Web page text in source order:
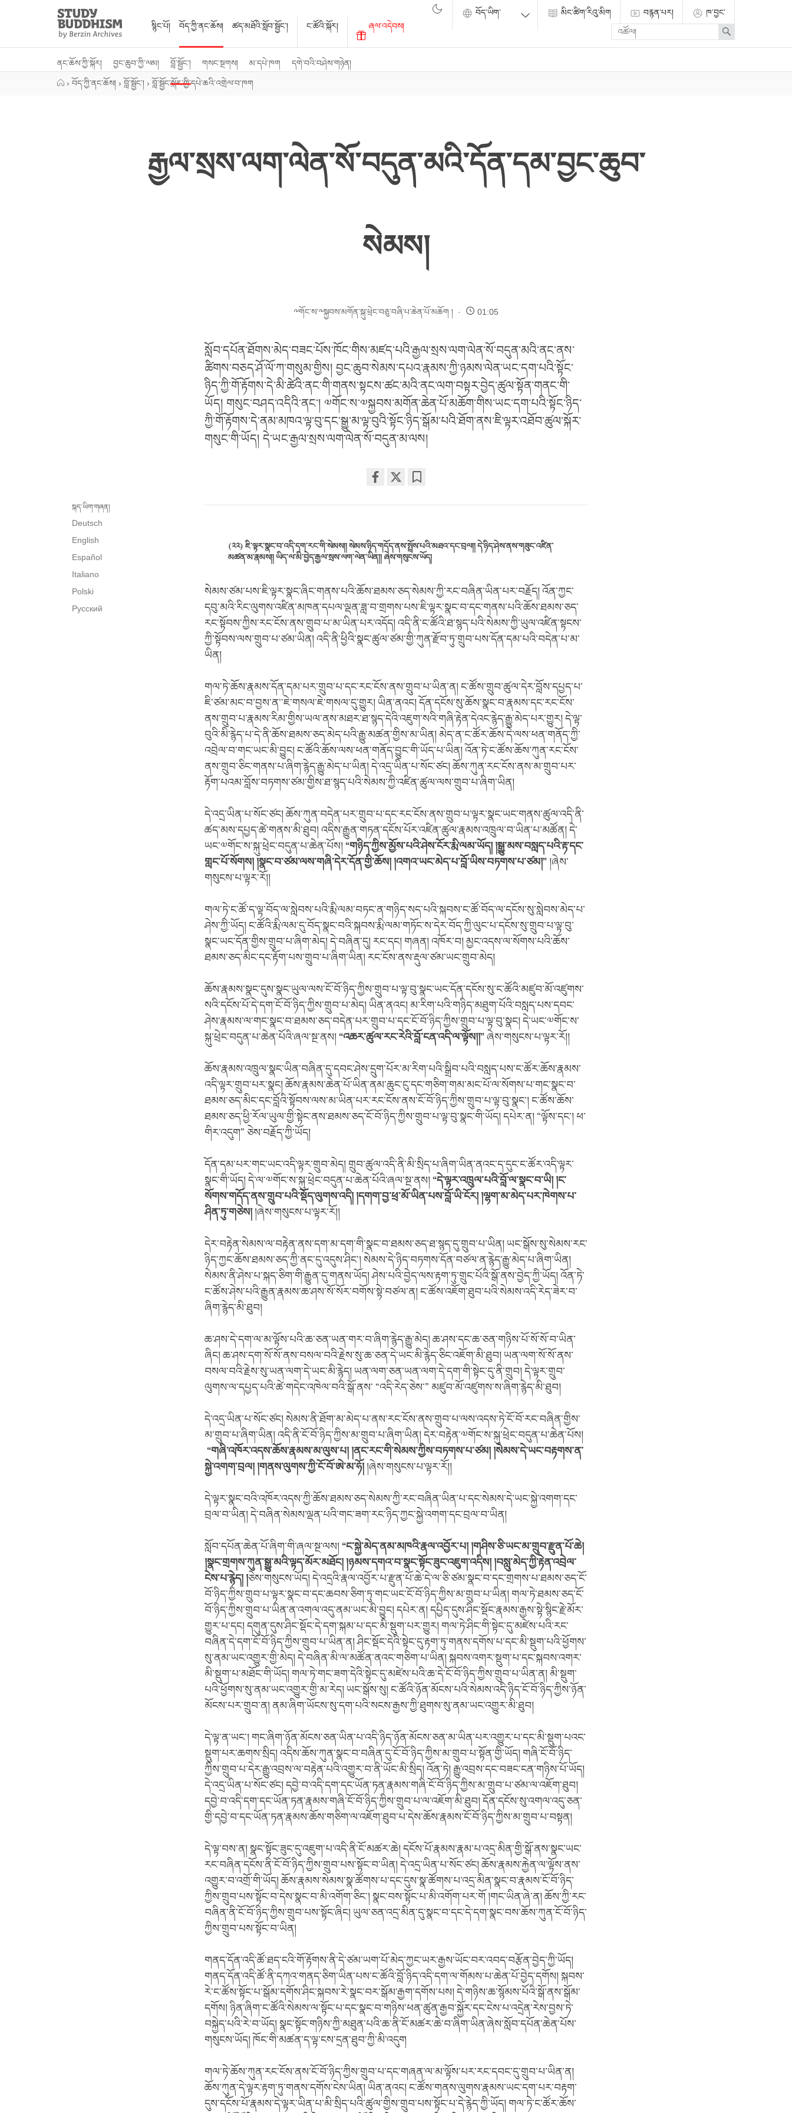
Study
Buddhism
Home
སྙིང་པོ། བོད་ཀྱི་ནང་ཆོས།
ནང་ཆོས་ཀྱི་སྐོར། བྱང་ཆུབ་ཀྱི་ལམ། བློ་སྦྱོང་། གསང་སྔགས། མ་དཔེ་ཁག དགེ་བའི་བཤེས་གཉེན།
ཚད་མཐོའི་སློབ་སྦྱོང་། ང་ཚོའི་སྐོར། ཞལ་འདེབས།
མིང་ཚིག་རིའུ་མིག བརྙན་པར།
ཁ་བྱང་
Enter
search
term
Search
› བོད་ཀྱི་ནང་ཆོས། › བློ་སྦྱོང་། › བློ་སྦྱོང་སྐོར་གྱི་དཔེ་ཆའི་འགྲེལ་བ་ཁག
རྒྱལ་སྲས་ལག་ལེན་སོ་བདུན་མའི་དོན་དམ་བྱང་ཆུབ་
སེམས།
༸གོང་ས་༸སྐྱབས་མགོན་སྐུ་ཕྲེང་བཅུ་བཞི་པ་ཆེན་པོ་མཆོག ། 01:05
སློབ་དཔོན་ཐོགས་མེད་བཟང་པོས་ཁོང་གིས་མཛད་པའི་རྒྱལ་སྲས་ལག་ལེན་སོ་བདུན་མའི་ནང་ནས་
ཚིགས་བཅད་ཤོ་ལོ་ཀ་གསུམ་གྱིས། བྱང་ཆུབ་སེམས་དཔའ་རྣམས་ཀྱི་ཉམས་ལེན་ཡང་དག་པའི་སྟོང་
ཉིད་ཀྱི་གོ་རྟོགས་དེ་མི་ཚེའི་ནང་གི་གནས་སྟངས་ཚང་མའི་ནང་ལག་བསྟར་བྱེད་ཚུལ་སྟོན་གནང་གི་
ཡོད། གསུང་བཤད་འདིའི་ནང་། ༧གོང་ས་༧སྐྱབས་མགོན་ཆེན་པོ་མཆོག་གིས་ཡང་དག་པའི་སྟོང་ཉིད་
ཀྱི་གོ་རྟོགས་དེ་ནམ་མཁའ་ལྟ་བུ་དང་སྒྱུ་མ་ལྟ་བུའི་སྟོང་ཉིད་སྒོམ་པའི་ཐོག་ནས་ཇི་ལྟར་འཐོབ་ཚུལ་སྐོར་
གསུང་གི་ཡོད། དེ་ཡང་རྒྱལ་སྲས་ལག་ལེན་སོ་བདུན་མ་ལས།
on
སྐད་ཡིག་གཞན།
Deutsch
English
Español
Italiano
Polski
Русский
(༢༢) ཇི་ལྟར་སྣང་བ་འདི་དག་རང་གི་སེམས།། སེམས་ཉིད་གདོད་ནས་སྤྲོས་པའི་མཐའ་དང་བྲལ།། དེ་ཉིད་ཤེས་ནས་གཟུང་འཛིན་
མཚན་མ་རྣམས།། ཡིད་ལ་མི་བྱེད་རྒྱལ་སྲས་ལག་ལེན་ཡིན།། ཞེས་གསུངས་ཡོད།
སེམས་ཙམ་པས་ཇི་ལྟར་སྣང་ཞིང་གནས་པའི་ཆོས་ཐམས་ཅད་སེམས་ཀྱི་རང་བཞིན་ཡིན་པར་བརྗོད། འོན་ཀྱང་
དབུ་མའི་རིང་ལུགས་འཛིན་མཁན་དཔལ་ལྡན་ཟླ་བ་གྲགས་པས་ཇི་ལྟར་སྣང་བ་དང་གནས་པའི་ཆོས་ཐམས་ཅད་
རང་སྟོབས་ཀྱིས་རང་ངོས་ནས་གྲུབ་པ་མ་ཡིན་པར་འདོད། འདི་ནི་ང་ཚོའི་ཐ་སྙད་པའི་སེམས་ཀྱི་ཡུལ་འཛིན་སྟངས་
ཀྱི་སྟོབས་ལས་གྲུབ་པ་ཙམ་ཡིན། འདི་ནི་ཕྱིའི་སྣང་ཚུལ་ཙམ་གྱི་ཀུན་རྫོབ་ཏུ་གྲུབ་པས་དོན་དམ་པའི་བདེན་པ་མ་
ཡིན།
གལ་ཏེ་ཆོས་རྣམས་དོན་དམ་པར་གྲུབ་པ་དང་རང་ངོས་ནས་གྲུབ་པ་ཡིན་ན། ང་ཚོས་གྲུབ་ཚུལ་དེར་བློས་དཔྱད་པ་
ཇི་ཙམ་མང་བ་བྱས་ན་་ཇེ་གསལ་ཇེ་གསལ་དུ་གྱུར། ཡིན་ནའང། དོན་དངོས་སུ་ཆོས་སྣང་བ་རྣམས་དང་རང་ངོས་
ནས་གྲུབ་པ་རྣམས་རིམ་གྱིས་ཡལ་ནས་མཐར་ཐ་སྙད་དེའི་འཇུག་སའི་གཞི་རྟེན་དེའང་རྙེད་རྒྱུ་མེད་པར་གྱུར། དེ་ལྟ་
བུའི་མི་རྙེད་པ་དེ་ནི་ཆོས་ཐམས་ཅད་མེད་པའི་རྒྱུ་མཚན་གྱིས་མ་ཡིན། མེད་ན་ང་ཚོར་ཆོས་དེ་ལས་ཕན་གནོད་ཀྱི་
འབྲེལ་བ་གང་ཡང་མི་བྱུང། ང་ཚོའི་ཆོས་ལས་ཕན་གནོད་བྱུང་གི་ཡོད་པ་ཡིན། འོན་ཏེ་ང་ཚོས་ཆོས་ཀུན་རང་ངོས་
ནས་གྲུབ་ཅིང་གནས་པ་ཞིག་རྙེད་རྒྱུ་མེད་པ་ཡིན། དེ་འདྲ་ཡིན་པ་སོང་ཙང། ཆོས་ཀུན་རང་ངོས་ནས་མ་གྲུབ་པར་
རྟོག་པའམ་བློས་བཏགས་ཙམ་གྱིས་ཐ་སྙད་པའི་སེམས་ཀྱི་འཛིན་ཚུལ་ལས་གྲུབ་པ་ཞིག་ཡིན།
དེ་འདྲ་ཡིན་པ་སོང་ཙང། ཆོས་ཀུན་བདེན་པར་གྲུབ་པ་དང་རང་ངོས་ནས་གྲུབ་པ་ལྟར་སྣང་ཡང་གནས་ཚུལ་འདི་ནི་
ཚད་མས་དཔྱད་ཚེ་གནས་མི་ཐུབ། འདིས་རྒྱུན་གཏན་དངོས་པོར་འཛིན་ཚུལ་རྣམས་འཁྲུལ་བ་ཡིན་པ་མཚོན། དེ་
ཡང་༧གོང་ས་སྐུ་ཕྲེང་བདུན་པ་ཆེན་པོས།“གཉིད་ཀྱིས་མྱོས་པའི་ཤེས་ངོར་རྨི་ལམ་ཡོད། །སྒྱུ་མས་བསླད་པའི་རྟ་དང་
གླང་པོ་སོགས། །སྣང་བ་ཙམ་ལས་གཞི་དེར་དོན་གྱི་ཆོས། །འགའ་ཡང་མེད་པ་བློ་ཡིས་བཏགས་པ་ཙམ།” །ཞེས་
གསུངས་པ་ལྟར་རོ།།
གལ་ཏེ་ང་ཚོ་ད་ལྟ་བོད་ལ་སླེབས་པའི་རྨི་ལམ་བཏང་ན་གཉིད་སད་པའི་སྐབས་ང་ཚོ་བོད་ལ་དངོས་སུ་སླེབས་མེད་པ་
ཤེས་ཀྱི་ཡོད། ང་ཚོའི་རྨི་ལམ་དུ་བོད་སྣང་བའི་སྐབས་རྨི་ལམ་གཏོང་ས་དེར་བོད་ཀྱི་ལུང་པ་དངོས་སུ་གྲུབ་པ་ལྟ་བུ་
སྣང་ཡང་དོན་གྱིས་གྲུབ་པ་ཞིག་མེད། དེ་བཞིན་དུ། རང་དང། གཞན། འཁོར་བ། མྱང་འདས་ལ་སོགས་པའི་ཆོས་
ཐམས་ཅད་མིང་དང་རྟོག་པས་གྲུབ་པ་ཞིག་ཡིན། རང་ངོས་ནས་རྡུལ་ཙམ་ཡང་གྲུབ་མེད།
ཆོས་རྣམས་སྣང་དུས་སྣང་ཡུལ་ལས་ངོ་བོ་ཉིད་ཀྱིས་གྲུབ་པ་ལྟ་བུ་སྣང་ཡང་དོན་དངོས་སུ་ང་ཚོའི་མཛུབ་མོ་འཛུགས་
སའི་དངོས་པོ་དེ་དག་ངོ་བོ་ཉིད་ཀྱིས་གྲུབ་པ་མེད། ཡིན་ནའང། མ་རིག་པའི་གཉིད་མཐུག་པོའི་བསླད་པས་དབང་
ཤེས་རྣམས་ལ་གང་སྣང་བ་ཐམས་ཅད་བདེན་པར་གྲུབ་པ་དང་ངོ་བོ་ཉིད་ཀྱིས་གྲུབ་པ་ལྟ་བུ་སྣང། དེ་ཡང་༧གོང་ས་
སྐུ་ཕྲེང་བདུན་པ་ཆེན་པོའི་ཞལ་སྔ་ནས།“འཆར་ཚུལ་རང་རེའི་བློ་ངན་འདི་ལ་ལྟོས།།” ཞེས་གསུངས་པ་ལྟར་རོ།།
ཆོས་རྣམས་འཁྲུལ་སྣང་ཡིན་བཞིན་དུ་དབང་ཤེས་དྲུག་པོར་མ་རིག་པའི་སྒྲིབ་པའི་བསླད་པས་ང་ཚོར་ཆོས་རྣམས་
འདི་ལྟར་གྲུབ་པར་སྣང། ཆོས་རྣམས་ཆེན་པོ་ཡིན་ནམ་ཆུང་ངུ་དང་གཅིག་གམ་མང་པོ་ལ་སོགས་པ་གང་སྣང་བ་
ཐམས་ཅད་མིང་དང་བློའི་སྟོབས་ལས་མ་ཡིན་པར་རང་ངོས་ནས་ངོ་བོ་ཉིད་ཀྱིས་གྲུབ་པ་ལྟ་བུ་སྣང་། ང་ཚོས་ཆོས་
ཐམས་ཅད་ཕྱི་རོལ་ཡུལ་གྱི་སྟེང་ནས་ཐམས་ཅད་ངོ་བོ་ཉིད་ཀྱིས་གྲུབ་པ་ལྟ་བུ་སྣང་གི་ཡོད། དཔེར་ན། “ལྟོས་དང་། ཕ་
གིར་འདུག” ཅེས་བརྗོད་ཀྱི་ཡོད།
དོན་དམ་པར་གང་ཡང་འདི་ལྟར་གྲུབ་མེད། གྲུབ་ཚུལ་འདི་ནི་མི་སྲིད་པ་ཞིག་ཡིན་ནའང་ད་དུང་ང་ཚོར་འདི་ལྟར་
སྣང་གི་ཡོད། དེ་ལ་༧གོང་ས་སྐུ་ཕྲེང་བདུན་པ་ཆེན་པོའི་ཞལ་སྔ་ནས།“དེ་ལྟར་འཁྲུལ་པའི་བློ་ལ་སྣང་བ་ཡི། །ང་
སོགས་གདོད་ནས་གྲུབ་པའི་སྡོད་ལུགས་འདི། །དགག་བྱ་ཕྲ་མོ་ཡིན་པས་བློ་ཡི་ངོར། །ལྷག་མ་མེད་པར་ཁེགས་པ་
ཤིན་ཏུ་གཅེས།།ཞེས་གསུངས་པ་ལྟར་རོ།།
དེར་བརྟེན་སེམས་ལ་བརྟེན་ནས་དག་མ་དག་གི་སྣང་བ་ཐམས་ཅད་ཐ་སྙད་དུ་གྲུབ་པ་ཡིན། ཡང་སྒོས་སུ་སེམས་རང་
ཉིད་ཀྱང་ཆོས་ཐམས་ཅད་ཀྱི་ནང་དུ་འདུས་ཤིང་། སེམས་དེ་ཉིད་བཏགས་དོན་བཙལ་ན་རྙེད་རྒྱུ་མེད་པ་ཞིག་ཡིན།
སེམས་ནི་ཤེས་པ་སྐད་ཅིག་གི་རྒྱུན་དུ་གནས་ཡོད། ཤེས་པའི་བྱེད་ལས་རྟག་ཏུ་གྲུང་པོའི་སྒོ་ནས་བྱེད་ཀྱི་ཡོད། འོན་ཏེ་
ང་ཚོས་ཤེས་པའི་རྒྱུན་རྣམས་ཆ་ཤས་སོ་སོར་བགོས་སྟེ་བཙལ་ན། ང་ཚོས་འཇོག་ཐུབ་པའི་སེམས་འདི་རེད་ཟེར་བ་
ཞིག་རྙེད་མི་ཐུབ།
ཆ་ཤས་དེ་དག་ལ་མ་ལྟོས་པའི་ཆ་ཅན་ཡན་གར་བ་ཞིག་རྙེད་རྒྱུ་མེད། ཆ་ཤས་དང་ཆ་ཅན་གཉིས་པོ་སོ་སོ་བ་ཡིན་
ཞིང། ཆ་ཤས་དག་སོ་སོ་ནས་བསལ་བའི་རྗེས་སུ་ཆ་ཅན་དེ་ཡང་མི་རྙེད་ཅིང་འཇོག་མི་ཐུབ། ཡན་ལག་སོ་སོ་ནས་
བསལ་བའི་རྗེས་སུ་ཡན་ལག་དེ་ཡང་མི་རྙེད། ཡན་ལག་ཅན་ཡན་ལག་དེ་དག་གི་སྟེང་དུ་ནི་གྲུབ། དེ་ལྟར་གྲུབ་
ལུགས་ལ་དཔྱད་པའི་ཚེ་གདེང་འཁེལ་བའི་སྒོ་ནས་ “འདི་རེད་ཅེས་” མཛུབ་མོ་འཛུགས་ས་ཞིག་རྙེད་མི་ཐུབ།
དེ་འདྲ་ཡིན་པ་སོང་ཙང། སེམས་ནི་ཐོག་མ་མེད་པ་ནས་རང་ངོས་ནས་གྲུབ་པ་ལས་འདས་ཏེ་ངོ་བོ་རང་བཞིན་གྱིས་
མ་གྲུབ་པ་ཞིག་ཡིན། འདི་ནི་ངོ་བོ་ཉིད་ཀྱིས་མ་གྲུབ་པ་ཞིག་ཡིན། དེར་བརྟེན་༧གོང་ས་སྐུ་ཕྲེང་བདུན་པ་ཆེན་པོས།
“གཞི་འཁོར་འདས་ཆོས་རྣམས་མ་ལུས་པ། །ནང་རང་གི་སེམས་ཀྱིས་བཏགས་པ་ཙམ། །སེམས་དེ་ཡང་བརྟགས་ན་
སྐྱེ་འགག་བྲལ། །གནས་ལུགས་ཀྱི་ངོ་བོ་ཨེ་མ་ཧོ།།ཞེས་གསུངས་པ་ལྟར་རོ།།
དེ་ལྟར་སྣང་བའི་འཁོར་འདས་ཀྱི་ཆོས་ཐམས་ཅད་སེམས་ཀྱི་རང་བཞིན་ཡིན་པ་དང་སེམས་དེ་ཡང་སྐྱེ་འགག་དང་
བྲལ་བ་ཡིན། དེ་བཞིན་སེམས་ལྡན་པའི་གང་ཟག་རང་ཉིད་ཀྱང་སྐྱེ་འགག་དང་བྲལ་བ་ཡིན།
སློབ་དཔོན་ཆེན་པོ་ཞིག་གི་ཞལ་སྔ་ལས།“ང་སྐྱེ་མེད་ནམ་མཁའི་རྣལ་འབྱོར་པ། །གཤིས་ཅི་ཡང་མ་གྲུབ་རྫུན་པོ་ཆེ།
།སྣང་གྲགས་ཀུན་སྒྱུ་མའི་ལྟད་མོར་མཐོང། །ཉམས་དགའ་བ་སྣང་སྟོང་ཟུང་འཇུག་འདིས། །བསླུ་མེད་ཀྱི་རྟེན་འབྲེལ་
ངེས་པ་རྙེད། །ཅེས་གསུངས་ཡོད། དེ་འདྲའི་རྣལ་འབྱོར་པ་རྫུན་པོ་ཆེ་དེ་ལ་ཅི་ཙམ་སྣང་བ་དང་གྲགས་པ་ཐམས་ཅད་ངོ་
བོ་ཉིད་ཀྱིས་གྲུབ་པ་ལྟར་སྣང་བ་དང་ཆབས་ཅིག་ཏུ་གང་ཡང་ངོ་བོ་ཉིད་ཀྱིས་མ་གྲུབ་པ་ཡིན། གལ་ཏེ་ཐམས་ཅད་ངོ་
བོ་ཉིད་ཀྱིས་གྲུབ་པ་ཡིན་ན་འགལ་འདུ་ནམ་ཡང་མི་བྱུང། དཔེར་ན། དཔྱིད་དུས་ཤིང་སྡོང་རྣམས་རྒྱས་སྟེ་སྙིང་རྗེ་མོར་
གྱུར་པ་དང། དགུན་དུས་ཤིང་སྡོང་དེ་དག་སྐམ་པ་དང་མི་སྡུག་པར་གྱུར། གལ་ཏེ་ཤིང་གི་སྟེང་དུ་མཛེས་པའི་རང་
བཞིན་དེ་དག་ངོ་བོ་ཉིད་ཀྱིས་གྲུབ་པ་ཡིན་ན། ཤིང་སྡོང་དེའི་སྟེང་དུ་རྟག་ཏུ་གནས་དགོས་པ་དང་མི་སྡུག་པའི་ཕྱོགས་
སུ་ནམ་ཡང་འགྱུར་གྱི་མེད། དེ་བཞིན་མི་ལ་མཚོན་ནའང་གཅིག་པ་ཡིན། སྐབས་འགར་སྡུག་པ་དང་སྐབས་འགར་
མི་སྡུག་པ་མཐོང་གི་ཡོད། གལ་ཏེ་གང་ཟག་དེའི་སྟེང་དུ་མཛེས་པའི་ཆ་དེ་ངོ་བོ་ཉིད་ཀྱིས་གྲུབ་པ་ཡིན་ན། མི་སྡུག་
པའི་ཕྱོགས་སུ་ནམ་ཡང་འགྱུར་གྱི་མ་རེད། ཡང་སྒོས་སུ། ང་ཚོའི་ཉོན་མོངས་པའི་སེམས་འདི་ཉིད་ངོ་བོ་ཉིད་ཀྱིས་ཉོན་
མོངས་པར་གྲུབ་ན། ནམ་ཞིག་ཡོངས་སུ་དག་པའི་སངས་རྒྱས་ཀྱི་ཐུགས་སུ་ནམ་ཡང་འགྱུར་མི་ཐུབ།
དེ་ལྟ་ན་ཡང་། གང་ཞིག་ཉོན་མོངས་ཅན་ཡིན་པ་འདི་ཉིད་ཉོན་མོངས་ཅན་མ་ཡིན་པར་འགྱུར་པ་དང་མི་སྡུག་པའང་
སྡུག་པར་ཆགས་སྲིད། འདིས་ཆོས་ཀུན་སྣང་བ་བཞིན་དུ་ངོ་བོ་ཉིད་ཀྱིས་མ་གྲུབ་པ་སྟོན་གྱི་ཡོད། གཞི་ངོ་བོ་ཉིད་
ཀྱིས་གྲུབ་པ་དེར་རྒྱུ་འབྲས་ལ་བརྟེན་པའི་འགྱུར་བ་ནི་ཡོང་མི་སྲིད། འོན་ཏེ། རྒྱུ་འབྲས་དང་བཟང་ངན་གཉིས་པོ་ཡོད།
དེ་འདྲ་ཡིན་པ་སོང་ཙང། དབྱེ་བ་འདི་དག་དང་ཡོན་ཏན་རྣམས་གཞི་ངོ་བོ་ཉིད་ཀྱིས་མ་གྲུབ་པ་ཙམ་ལ་འཇོག་ཐུབ།
དབྱེ་བ་འདི་དག་དང་ཡོན་ཏན་རྣམས་གཞི་ངོ་བོ་ཉིད་ཀྱིས་གྲུབ་པ་ལ་འཇོག་མི་ཐུབ། དོན་དངོས་སུ་འགལ་འདུ་ཅན་
གྱི་དབྱེ་བ་དང་ཡོན་ཏན་རྣམས་ཆོས་གཅིག་ལ་འཇོག་ཐུབ་པ་དེས་ཆོས་རྣམས་ངོ་བོ་ཉིད་ཀྱིས་མ་གྲུབ་པ་བསྟན།
དེ་ལྟ་བས་ན། སྣང་སྟོང་ཟུང་དུ་འཇུག་པ་འདི་ནི་ངོ་མཚར་ཆེ། དངོས་པོ་རྣམས་རྣམ་པ་འདྲ་མིན་གྱི་སྒོ་ནས་སྣང་ཡང་
རང་བཞིན་དངོས་ནི་ངོ་བོ་ཉིད་ཀྱིས་གྲུབ་པས་སྟོང་བ་ཡིན། དེ་འདྲ་ཡིན་པ་སོང་ཙང། ཆོས་རྣམས་རྐྱེན་ལ་ལྟོས་ནས་
འགྱུར་བ་འགྲོ་གི་ཡོད། ཆོས་རྣམས་སེམས་སྣ་ཚོགས་པ་དང་དུས་སྣ་ཚོགས་པ་འདྲ་མིན་སྣང་བ་རྣམས་ངོ་བོ་ཉིད་
ཀྱིས་གྲུབ་པས་སྟོང་བ་དེས་སྣང་བ་མི་འགོག་ཅིང་། སྣང་བས་སྟོང་པ་མི་འགོག་པར་གོ །གང་ཡིན་ཞེ་ན། ཆོས་ཀྱི་རང་
བཞིན་ནི་ངོ་བོ་ཉིད་ཀྱིས་གྲུབ་པས་སྟོང་ཞིང། ཡུལ་ཅན་འདྲ་མིན་དུ་སྣང་བ་དང་དེ་དག་སྣང་བས་ཆོས་ཀུན་ངོ་བོ་ཉིད་
ཀྱིས་གྲུབ་པས་སྟོང་བ་ཡིན།
གནད་དོན་འདི་ཚོ་ཐད་ངའི་གོ་རྟོགས་ནི་དེ་ཙམ་ཡག་པོ་མེད་ཀྱང་ཡར་རྒྱས་ཡོང་བར་འབད་བརྩོན་བྱེད་ཀྱི་ཡོད།
གནད་དོན་འདི་ཚོ་ནི་དཀའ་གནད་ཅིག་ཡིན་པས་ང་ཚོའི་བློ་ཉིད་འདི་དག་ལ་གོམས་པ་ཆེན་པོ་བྱེད་དགོས། སྐབས་
རེ་ང་ཚོས་སྟོང་པ་སྒོམ་དགོས་ཤིང་སྐབས་རེ་སྣང་བར་སྒོམ་རྒྱག་དགོས་པས། དེ་གཉིས་ཆ་སྙོམས་པོའི་སྒོ་ནས་སྒོམ་
དགོས། ཉིན་ཞིག་ང་ཚོའི་སེམས་ལ་སྟོང་པ་དང་སྣང་བ་གཉིས་ཕན་ཚུན་རྒྱབ་སྐྱོར་དང་ངེས་པ་འདྲེན་རེས་བྱས་ཏེ་
བསྐྱེད་པའི་རེ་བ་ཡོད། སྣང་སྟོང་གཉིས་ཀྱི་མཐུན་པའི་ཆ་ནི་ངོ་མཚར་ཆེ་བ་ཞིག་ཡིན་ཞེས་སློབ་དཔོན་ཆེན་པོས་
གསུངས་ཡོད། ཁོང་གི་མཚན་ད་ལྟ་ངས་དྲན་ཐུབ་ཀྱི་མི་འདུག
གལ་ཏེ་ཆོས་ཀུན་རང་ངོས་ནས་ངོ་བོ་ཉིད་ཀྱིས་གྲུབ་པ་དང་གཞན་ལ་མ་ལྟོས་པར་རང་དབང་དུ་གྲུབ་པ་ཡིན་ན།
ཆོས་ཀུན་དེ་ལྟར་རྟག་ཏུ་གནས་དགོས་ངེས་ཡིན། ཡིན་ནའང། ང་ཚོས་གནས་ལུགས་རྣམས་ཡང་དག་པར་བརྟག་
དུས་དངོས་པོ་རྣམས་དེ་ལྟར་ཡིན་པ་མི་སྲིད་པའི་ཚུལ་གྱིས་གྲུབ་པས་སྟོང་པ་དེ་རྙེད་ཀྱི་ཡོད། གལ་ཏེ་ང་ཚོར་ཆོས་